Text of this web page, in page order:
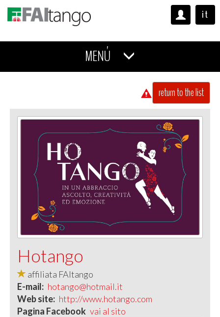
it
MENÚ
return to the list
Hotango
affiliata FAItango
E-mail: hotango@hotmail.it
Web site: http://www.hotango.com
Pagina Facebook vai al sito